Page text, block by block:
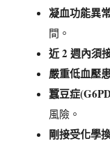
凝血功能異
間。
近 2 週內須
嚴重低血壓
蠶豆症
風險。
剛接受化學